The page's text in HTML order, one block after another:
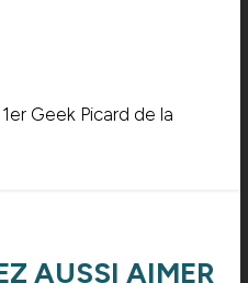
Geek Picard de la
AUSSI AIMER